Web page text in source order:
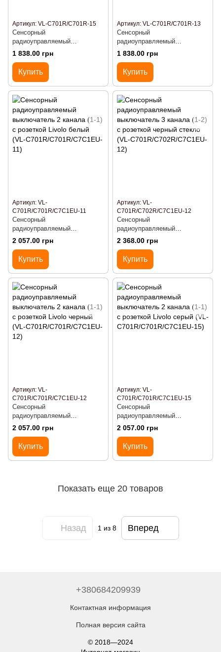
Артикул: VL-C701R/C701R-15
Сенсорный
радиоуправляемый
выключатель 2 канала (1-1)
Livolo серый стекло (VL-
C701R/C701R-15)
1 838.00 грн
Купить
Артикул: VL-C701R/C701R-13
Сенсорный
радиоуправляемый
выключатель 2 канала (1-1)
Livolo золото стекло (VL-
C701R/C701R-13)
1 838.00 грн
Купить
Артикул: VL-
C701R/C701R/C7C1EU-11
Сенсорный
радиоуправляемый
выключатель 2 канала (1-1) с
розеткой Livolo белый (VL-
C701R/C701R/C7C1EU-11)
2 057.00 грн
Купить
Артикул: VL-
C701R/C702R/C7C1EU-12
Сенсорный
радиоуправляемый
выключатель 3 канала (1-2) с
розеткой черный стекло (VL-
C701R/C702R/C7C1EU-12)
2 368.00 грн
Купить
Артикул: VL-
C701R/C701R/C7C1EU-12
Сенсорный
радиоуправляемый
выключатель 2 канала (1-1) с
розеткой Livolo черный (VL-
C701R/C701R/C7C1EU-12)
2 057.00 грн
Купить
Артикул: VL-
C701R/C701R/C7C1EU-15
Сенсорный
радиоуправляемый
выключатель 2 канала (1-1) с
розеткой Livolo серый (VL-
C701R/C701R/C7C1EU-15)
2 057.00 грн
Купить
Показать еще 20 товаров
Назад 1из 8 Вперед
+380684209939
Контактная информация
Полная версия сайта
© 2018—2024